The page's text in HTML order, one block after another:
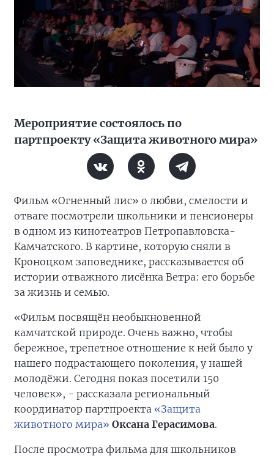
Мероприятие состоялось по
партпроекту «Защита животного мира»
Фильм «Огненный лис» о любви, смелости и
отваге посмотрели школьники и пенсионеры
в одном из кинотеатров Петропавловска-
Камчатского. В картине, которую сняли в
Кроноцком заповеднике, рассказывается об
истории отважного лисёнка Ветра: его борьбе
за жизнь и семью.
«Фильм посвящён необыкновенной
камчатской природе. Очень важно, чтобы
бережное, трепетное отношение к ней было у
нашего подрастающего поколения, у нашей
молодёжи. Сегодня показ посетили 150
человек», - рассказала региональный
координатор партпроекта «Защита
животного мира» Оксана Герасимова.
После просмотра фильма для школьников